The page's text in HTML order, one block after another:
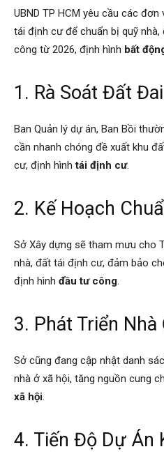
UBND TP HCM yêu cầu các
tái định cư để chuẩn bị quỹ
công từ 2026, định hình bất
1. Rà Soát Đất Đai
Ban Quản lý dự án, Ban Bồi
cần nhanh chóng đề xuất khu
cư, định hìnhtái định cư.
2. Kế Hoạch
Sở Xây dựng sẽ tham mưu cho
nhà, đất tái định cư, đảm bảo
định hình đầu tư công.
3. Phát Triển Nhà
Sở cũng đang cập nhật danh
nhà ở xã hội, tăng nguồn cung
xã hội.
4. Tiến Độ Dự Án